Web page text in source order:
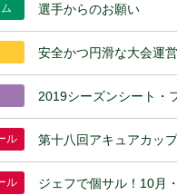
選手からのお願い
安全かつ円滑な大会運
2019シーズンシート・
ル 第十八回アキュアカッ
ル ジェフで個サル！10月